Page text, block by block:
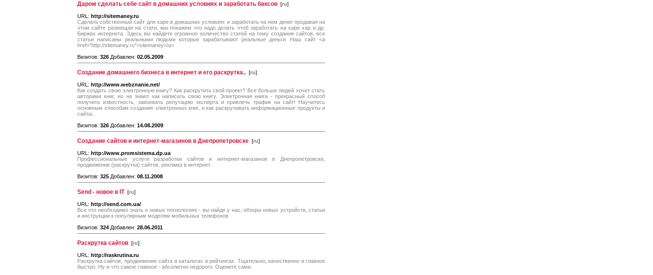
Даром сделать себе сайт в домашних условиях и заработать баксов [ru]
URL: http://sitemaney.ru
Сделать собственный сайт для sape в домашних условиях и заработать на нем денег продавая на
этом сайте размещая на стати, мы покажем что надо делать чтоб заработать на sape xap и др.
Биржах интернета. Здесь вы найдете огромное количество статей на тему создания сайтов, все
статьи написаны реальными людьми которые зарабатывают реальные деньги. Наш сайт <a
href="http://sitemaney.ru">sitemaney</a>
Визитов: 326 Добавлен: 02.05.2009
Создание домашнего бизнеса в интернет и его раскрутка.. [ru]
URL: http://www.webznanie.net/
Как создать свою электронную книгу? Как раскрутить свой проект? Все больше людей хочет стать
авторами книг, но не знают как написать свою книгу. Электронная книга - прекрасный способ
получить известность, завоевать репутацию эксперта и привлечь трафик на сайт! Научитесь
основным способам создания электронных книг, и как раскручивать информационные продукты и
сайты..
Визитов: 326 Добавлен: 14.08.2009
Создание сайтов и интернет-магазинов в Днепропетровске [ru]
URL: http://www.promsistema.dp.ua
Профессиональные услуги разработки сайтов и интернет-магазинов в Днепропетровске,
продвижение (раскрутка) сайтов, реклама в интернет.
Визитов: 325 Добавлен: 08.11.2008
Send - новое в IT[ru]
URL: http://send.com.ua/
Все что необходимо знать о новых технологиях - вы найде у нас, обзоры новых устройств, статьи
и инструкции к популярным моделям мобильных телефонов
Визитов: 324 Добавлен: 28.06.2011
Раскрутка сайтов [ru]
URL: http://raskrutina.ru
Раскрутка сайтов, продвижение сайта в каталогах и рейтингах. Тщательно, качественно и главное
быстро. Ну и что самое главное - абсолютно недорого. Оцените сами.